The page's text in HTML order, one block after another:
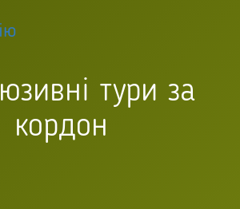
тури за
кордон